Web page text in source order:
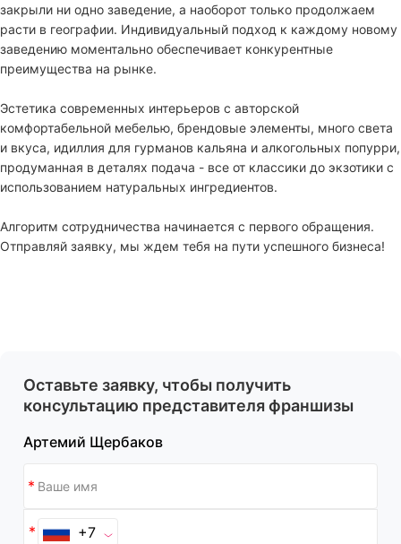
закрыли ни одно заведение, а наоборот только продолжаем
расти в географии. Индивидуальный подход к каждому новому
заведению моментально обеспечивает конкурентные
преимущества на рынке.
Эстетика современных интерьеров с авторской
комфортабельной мебелью, брендовые элементы, много света
и вкуса, идиллия для гурманов кальяна и алкогольных попурри,
продуманная в деталях подача - все от классики до экзотики с
использованием натуральных ингредиентов.
Алгоритм сотрудничества начинается с первого обращения.
Отправляй заявку, мы ждем тебя на пути успешного бизнеса!
Оставьте заявку, чтобы получить
консультацию представителя франшизы
Артемий Щербаков
+7